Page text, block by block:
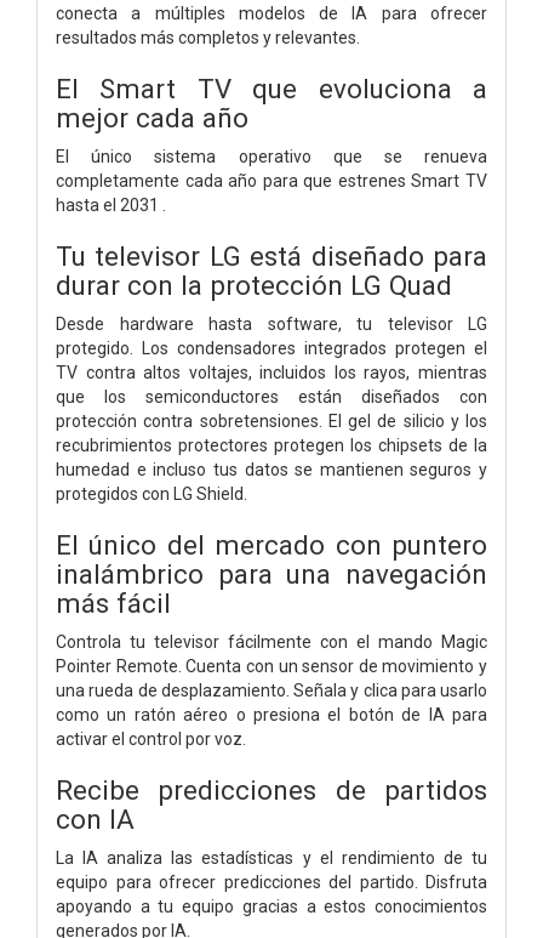
conecta a múltiples modelos de IA para ofrecer
resultados más completos y relevantes.
El Smart TV que evoluciona a
mejor cada año
El único sistema operativo que se renueva
completamente cada año para que estrenes Smart TV
hasta el 2031 .
Tu televisor LG está diseñado para
durar con la protección LG Quad
Desde hardware hasta software, tu televisor LG
protegido. Los condensadores integrados protegen el
TV contra altos voltajes, incluidos los rayos, mientras
que los semiconductores están diseñados con
protección contra sobretensiones. El gel de silicio y los
recubrimientos protectores protegen los chipsets de la
humedad e incluso tus datos se mantienen seguros y
protegidos con LG Shield.
El único del mercado con puntero
inalámbrico para una navegación
más fácil
Controla tu televisor fácilmente con el mando Magic
Pointer Remote. Cuenta con un sensor de movimiento y
una rueda de desplazamiento. Señala y clica para usarlo
como un ratón aéreo o presiona el botón de IA para
activar el control por voz.
Recibe predicciones de partidos
con IA
La IA analiza las estadísticas y el rendimiento de tu
equipo para ofrecer predicciones del partido. Disfruta
apoyando a tu equipo gracias a estos conocimientos
generados por IA.